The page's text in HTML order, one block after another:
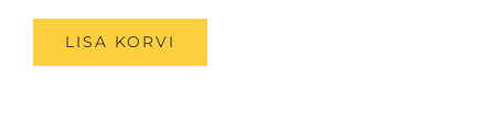
LISA KORVI